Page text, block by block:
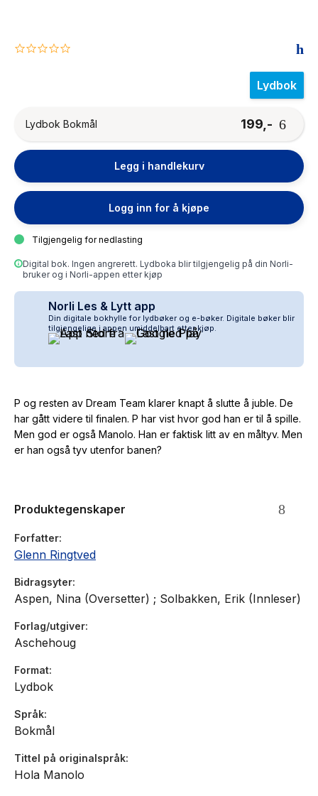
0.0
Lydbok
Lydbok Bokmål 199,-
Legg i handlekurv
Logg inn for å kjøpe
Tilgjengelig for nedlasting
Digital bok. Ingen angrerett. Lydboka blir tilgjengelig på din Norli-
bruker og i Norli-appen etter kjøp
Norli Les & Lytt app
Din digitale bokhylle for lydbøker og e-bøker. Digitale bøker blir
tilgjengelige i appen umiddelbart etter kjøp.
P og resten av Dream Team klarer knapt å slutte å juble. De
har gått videre til finalen. P har vist hvor god han er til å spille.
Men god er også Manolo. Han er faktisk litt av en måltyv. Men
er han også tyv utenfor banen?
Produktegenskaper
Forfatter
Glenn Ringtved
Bidragsyter
Aspen, Nina (Oversetter) ; Solbakken, Erik (Innleser)
Forlag/utgiver
Aschehoug
Format
Lydbok
Språk
Bokmål
Tittel på originalspråk
Hola Manolo